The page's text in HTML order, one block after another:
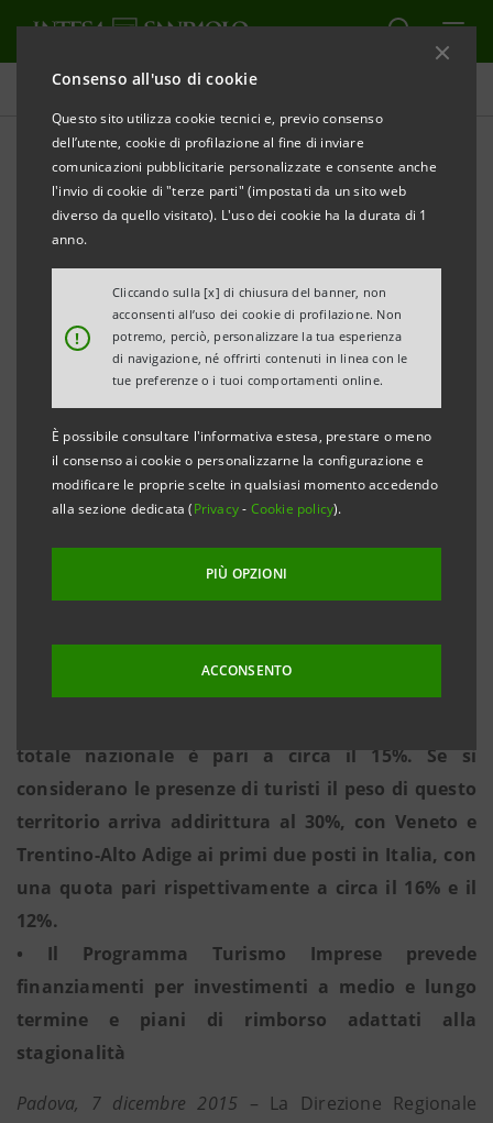
Consenso all'uso di cookie
Questo sito utilizza cookie tecnici e, previo consenso
dell’utente, cookie di profilazione al fine di inviare
comunicazioni pubblicitarie personalizzate e consente anche
l'invio di cookie di "terze parti" (impostati da un sito web
diverso da quello visitato). L'uso dei cookie ha la durata di 1
anno.
!
Cliccando sulla [x] di chiusura del banner, non
acconsenti all’uso dei cookie di profilazione. Non
potremo, perciò, personalizzare la tua esperienza
di navigazione, né offrirti contenuti in linea con le
tue preferenze o i tuoi comportamenti online.
È possibile consultare l'informativa estesa, prestare o meno
il consenso ai cookie o personalizzarne la configurazione e
modificare le proprie scelte in qualsiasi momento accedendo
alla sezione dedicata (Privacy- Cookie policy).
PIÙ OPZIONI
ACCONSENTO
Comunicati stampa
STAMPA AGGIORNA
COMUNICATO STAMPA
INTESA SANPAOLO PER IL RILANCIO DEL TURISMO
TRIVENETO: STANZIATO UN PLAFOND DI 350
MILIONI
• Il turismo nel Triveneto genera un valore
aggiunto di circa 11 miliardi di euro, pari al 5,5%
dell’intera economia di questo territorio. Questa
percentuale raddoppia se si considera l’intera
totale nazionale è pari a circa il 15%. Se si
considerano le presenze di turisti il peso di questo
territorio arriva addirittura al 30%, con Veneto e
Trentino-Alto Adige ai primi due posti in Italia, con
una quota pari rispettivamente a circa il 16% e il
12%.
• Il Programma Turismo Imprese prevede
finanziamenti per investimenti a medio e lungo
termine e piani di rimborso adattati alla
stagionalità
Padova, 7 dicembre 2015 – La Direzione Regionale